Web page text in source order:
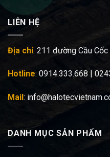
LIÊN HỆ
Địa chỉ: 211 đường Cầu
Hotline: 0914.333.668 |
Mail :
DANH MỤC SẢN PHẨM